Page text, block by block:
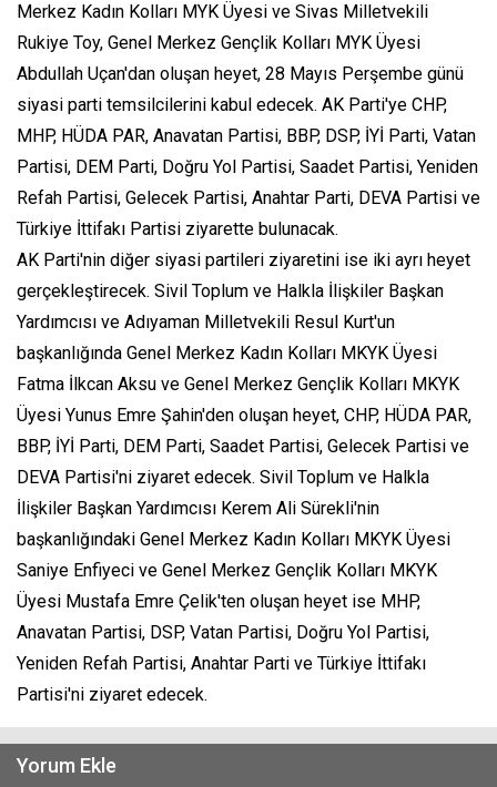
Merkez Kadın Kolları MYK Üyesi ve Sivas Milletvekili
Rukiye Toy, Genel Merkez Gençlik Kolları MYK Üyesi
Abdullah Uçan'dan oluşan heyet, 28 Mayıs Perşembe günü
siyasi parti temsilcilerini kabul edecek. AK Parti'ye CHP,
MHP, HÜDA PAR, Anavatan Partisi, BBP, DSP, İYİ Parti, Vatan
Partisi, DEM Parti, Doğru Yol Partisi, Saadet Partisi, Yeniden
Refah Partisi, Gelecek Partisi, Anahtar Parti, DEVA Partisi ve
Türkiye İttifakı Partisi ziyarette bulunacak.
AK Parti'nin diğer siyasi partileri ziyaretini ise iki ayrı heyet
gerçekleştirecek. Sivil Toplum ve Halkla İlişkiler Başkan
Yardımcısı ve Adıyaman Milletvekili Resul Kurt'un
başkanlığında Genel Merkez Kadın Kolları MKYK Üyesi
Fatma İlkcan Aksu ve Genel Merkez Gençlik Kolları MKYK
Üyesi Yunus Emre Şahin'den oluşan heyet, CHP, HÜDA PAR,
BBP, İYİ Parti, DEM Parti, Saadet Partisi, Gelecek Partisi ve
DEVA Partisi'ni ziyaret edecek. Sivil Toplum ve Halkla
İlişkiler Başkan Yardımcısı Kerem Ali Sürekli'nin
başkanlığındaki Genel Merkez Kadın Kolları MKYK Üyesi
Saniye Enfiyeci ve Genel Merkez Gençlik Kolları MKYK
Üyesi Mustafa Emre Çelik'ten oluşan heyet ise MHP,
Anavatan Partisi, DSP, Vatan Partisi, Doğru Yol Partisi,
Yeniden Refah Partisi, Anahtar Parti ve Türkiye İttifakı
Partisi'ni ziyaret edecek.
Yorum Ekle